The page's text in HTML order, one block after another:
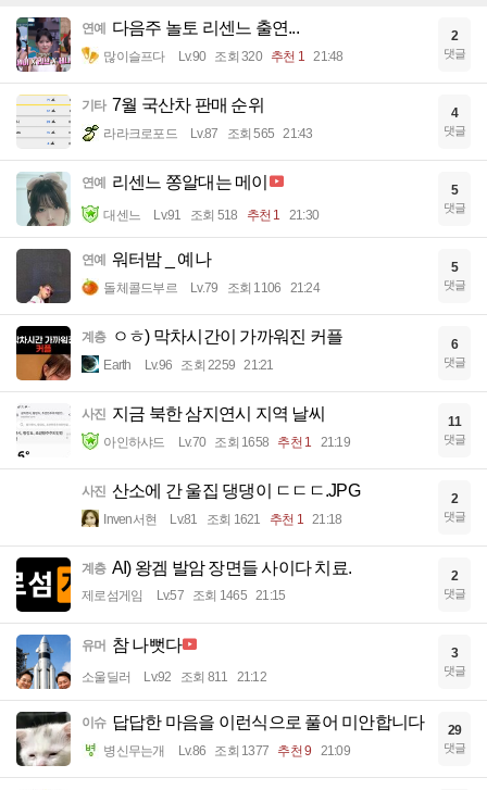
연예 다음주 놀토 리센느 출연...
많이슬프다 Lv.90 조회 320 추천 1 21:48
2
댓글
기타 7월 국산차 판매 순위
라라크로포드 Lv.87 조회 565 21:43
4
댓글
연예 리센느 쫑알대는 메이
대센느 Lv.91 조회 518 추천 1 21:30
5
댓글
연예 워터밤 _ 예나
돌체콜드부르 Lv.79 조회 1106 21:24
5
댓글
계층 ㅇㅎ) 막차시간이 가까워진 커플
Earth Lv.96 조회 2259 21:21
6
댓글
사진 지금 북한 삼지연시 지역 날씨
아인하샤드 Lv.70 조회 1658 추천 1 21:19
11
댓글
사진 산소에 간 울집 댕댕이 ㄷㄷㄷ.JPG
Inven서현 Lv.81 조회 1621 추천 1 21:18
2
댓글
계층 AI) 왕겜 발암 장면들 사이다 치료.
제로섬게임 Lv.57 조회 1465 21:15
2
댓글
유머 참 나뻣다
소울딜러 Lv.92 조회 811 21:12
3
댓글
이슈 답답한 마음을 이런식으로 풀어 미안합니다
병신무는개 Lv.86 조회 1377 추천 9 21:09
29
댓글